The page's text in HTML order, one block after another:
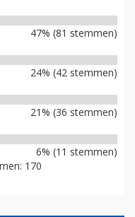
47% (81 stemmen)
24% (42 stemmen)
21% (36 stemmen)
6% (11 stemmen)
170